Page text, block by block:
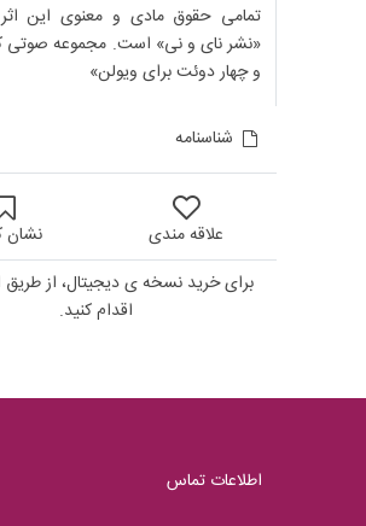
تمامی حقوق مادی و معنوی این
«نشر نای و نی» است. مجموعه صوتی
و چهار دوئت برای ویولن»
شناسنامه
علاقه مندی
نشان
برای خرید نسخه ی دیجیتال، از طریق
اقدام کنید.
اطلاعات تماس